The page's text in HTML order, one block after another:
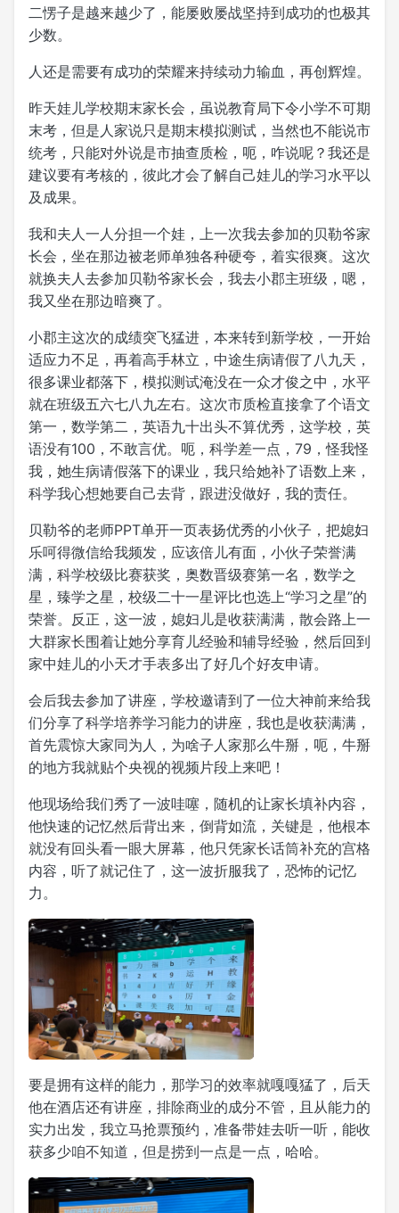
二愣子是越来越少了，能屡败屡战坚持到成功的也极其
少数。
人还是需要有成功的荣耀来持续动力输血，再创辉煌。
昨天娃儿学校期末家长会，虽说教育局下令小学不可期
末考，但是人家说只是期末模拟测试，当然也不能说市
统考，只能对外说是市抽查质检，呃，咋说呢？我还是
建议要有考核的，彼此才会了解自己娃儿的学习水平以
及成果。
我和夫人一人分担一个娃，上一次我去参加的贝勒爷家
长会，坐在那边被老师单独各种硬夸，着实很爽。这次
就换夫人去参加贝勒爷家长会，我去小郡主班级，嗯，
我又坐在那边暗爽了。
小郡主这次的成绩突飞猛进，本来转到新学校，一开始
适应力不足，再着高手林立，中途生病请假了八九天，
很多课业都落下，模拟测试淹没在一众才俊之中，水平
就在班级五六七八九左右。这次市质检直接拿了个语文
第一，数学第二，英语九十出头不算优秀，这学校，英
语没有100，不敢言优。呃，科学差一点，79，怪我怪
我，她生病请假落下的课业，我只给她补了语数上来，
科学我心想她要自己去背，跟进没做好，我的责任。
贝勒爷的老师PPT单开一页表扬优秀的小伙子，把媳妇
乐呵得微信给我频发，应该倍儿有面，小伙子荣誉满
满，科学校级比赛获奖，奥数晋级赛第一名，数学之
星，臻学之星，校级二十一星评比也选上“学习之星”的
荣誉。反正，这一波，媳妇儿是收获满满，散会路上一
大群家长围着让她分享育儿经验和辅导经验，然后回到
家中娃儿的小天才手表多出了好几个好友申请。
会后我去参加了讲座，学校邀请到了一位大神前来给我
们分享了科学培养学习能力的讲座，我也是收获满满，
首先震惊大家同为人，为啥子人家那么牛掰，呃，牛掰
的地方我就贴个央视的视频片段上来吧！
他现场给我们秀了一波哇噻，随机的让家长填补内容，
他快速的记忆然后背出来，倒背如流，关键是，他根本
就没有回头看一眼大屏幕，他只凭家长话筒补充的宫格
内容，听了就记住了，这一波折服我了，恐怖的记忆
力。
要是拥有这样的能力，那学习的效率就嘎嘎猛了，后天
他在酒店还有讲座，排除商业的成分不管，且从能力的
实力出发，我立马抢票预约，准备带娃去听一听，能收
获多少咱不知道，但是捞到一点是一点，哈哈。